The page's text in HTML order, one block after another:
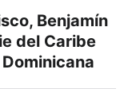
Benjamín
del Caribe